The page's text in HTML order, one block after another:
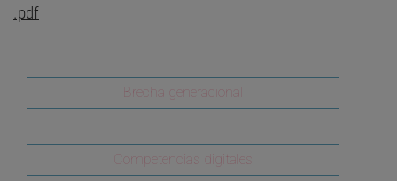
.pdf
Brecha generacional
Competencias digitales